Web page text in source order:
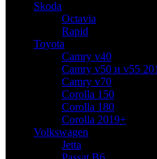
Skoda
Octavia
Rapid
Toyota
Camry v40
Camry v50 и v55
Camry v70
Corolla 150
Corolla 180
Corolla 2019+
Volkswagen
Jetta